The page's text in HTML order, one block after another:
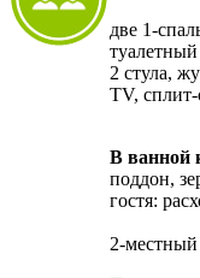
две 1-
2 стула,
TV, сплит-
В ванной
поддон,
гостя:
2-